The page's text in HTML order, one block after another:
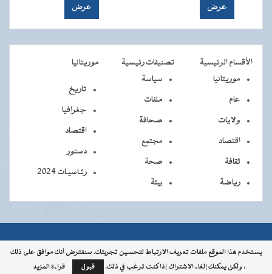
الأقسام الرئيسية تصنيفات رئيسية
موريتانيا
موريتانيا
عام
ولايات
اقتصاد
ثقافة
رياضة
سياسة
ملفات
صحافة
مجتمع
صحة
بيئة
تاريخ
جغرافيا
اقتصاد
دستور
رئـاسيـات 2024
جميــــع جميع الحقوق محفوظة © 2026 - الوكالة الموريتانية للأنباء
يستخدم هذا الموقع ملفات تعريف الارتباط لتحسين تجربتك. سنفترض أنك موافق على ذلك
، ولكن يمكنك إلغاء الاشتراك إذا كنت ترغب في ذلك.
قبول قراءة المزيد